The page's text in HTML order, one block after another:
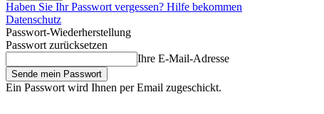
Haben Sie Ihr Passwort vergessen? Hilfe bekommen
Datenschutz
Passwort-Wiederherstellung
Passwort zurücksetzen
Ihre E-Mail-Adresse
Ein Passwort wird Ihnen per Email zugeschickt.